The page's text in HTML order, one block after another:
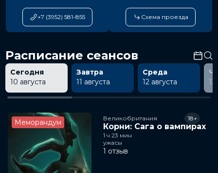
+7 (3952) 581-855 Схема проезда
Расписание сеансов
Сегодня
10 августа
Завтра
11 августа
Среда
12 августа
13
Меморандум Великобритания
Корни: Сага о вампирах
18+
1 ч 23 мин
ужасы
1 отзыв